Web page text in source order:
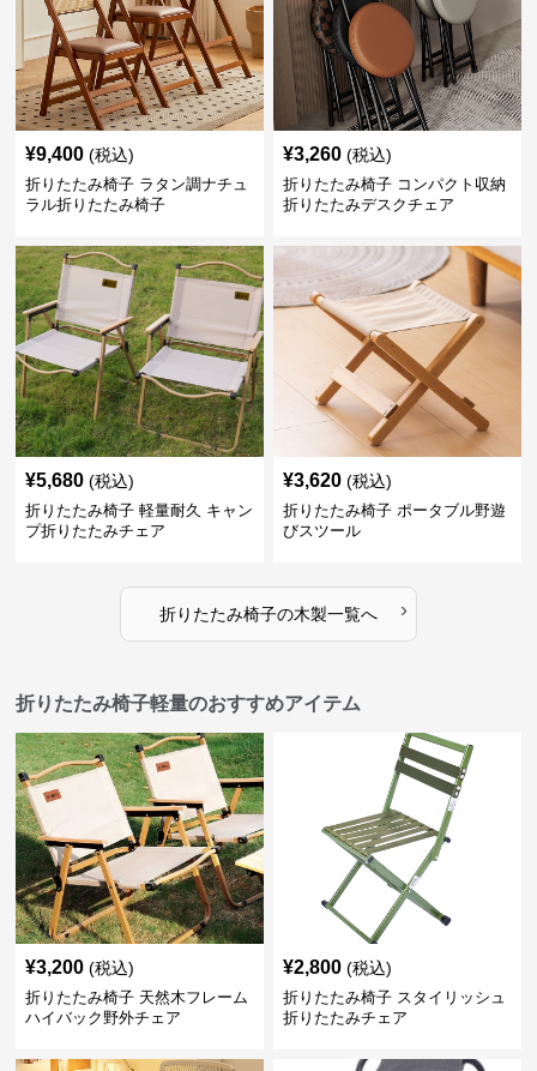
¥9,400 (税込)
折りたたみ椅子 ラタン調ナチュ
ラル折りたたみ椅子
¥3,260 (税込)
折りたたみ椅子 コンパクト収納
折りたたみデスクチェア
¥5,680 (税込)
折りたたみ椅子 軽量耐久 キャン
プ折りたたみチェア
¥3,620 (税込)
折りたたみ椅子 ポータブル野遊
びスツール
折りたたみ椅子の木製一覧へ ›
折りたたみ椅子軽量のおすすめアイテム
¥3,200 (税込)
折りたたみ椅子 天然木フレーム
ハイバック野外チェア
¥2,800 (税込)
折りたたみ椅子 スタイリッシュ
折りたたみチェア